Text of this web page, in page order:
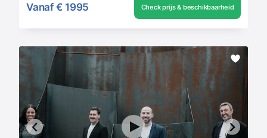
Vanaf € 1995 Check prijs & beschikbaarheid